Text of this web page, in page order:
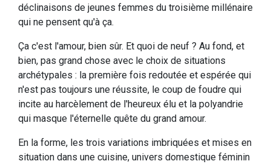
déclinaisons de jeunes femmes du troisième millénaire
qui ne pensent qu'à ça.
Ça c'est l'amour, bien sûr. Et quoi de neuf ? Au fond, et
bien, pas grand chose avec le choix de situations
archétypales : la première fois redoutée et espérée qui
n'est pas toujours une réussite, le coup de foudre qui
incite au harcèlement de l'heureux élu et la polyandrie
qui masque l'éternelle quête du grand amour.
En la forme, les trois variations imbriquées et mises en
situation dans une cuisine, univers domestique féminin